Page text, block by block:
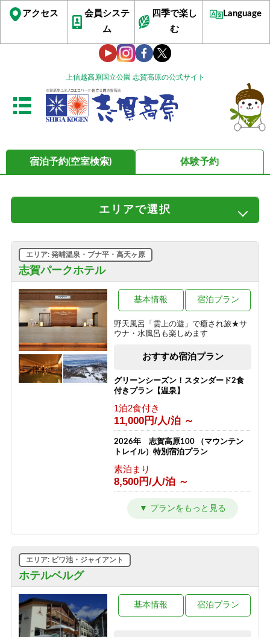
上信越高原国立公園 志賀高原の公式サイト
アクセス
会員システ
ム
四季で楽し
む
Language
宿泊予約(空室検索) 体験予約
エリアで選択
ビワ池・ジャイアント 発哺温泉・ブナ平・高天ヶ原
一の瀬
木戸池・平床 熊の湯・熊の湯ほたる温泉
横手山・渋峠
志賀パークホテル
エリア: 発哺温泉・ブナ平・高天ヶ原
野天風呂「雲上の遊」で癒され旅★サ
ウナ・水風呂も楽しめます
基本情報 宿泊プラン
おすすめ宿泊プラン
グリーンシーズン！スタンダード2食
付きプラン【温泉】
1泊2食付き
11,000円/人/泊 ～
2026年 志賀高原100 （マウンテン
トレイル）特別宿泊プラン
素泊まり
8,500円/人/泊 ～
ウインターシーズン 通常プラン
11,000円/人/泊 ～
ホテルベルグ
エリア: ビワ池・ジャイアント
基本情報 宿泊プラン